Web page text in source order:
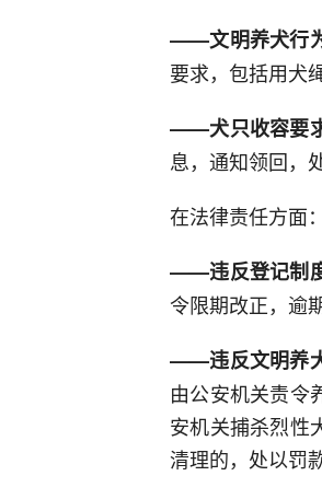
——文明养犬行
要求，包括用犬
——犬只收容要求
息，通知领回，
在法律责任方面：
——违反登记制
令限期改正，逾
——违反文明养
由公安机关责令
安机关捕杀烈性
清理的，处以罚款